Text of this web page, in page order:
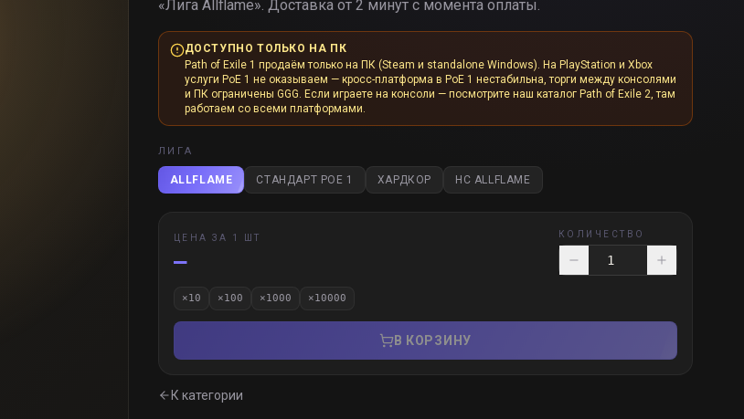
«Лига Allflame». Доставка от 2 минут с момента оплаты.
ДОСТУПНО ТОЛЬКО НА ПК
Path of Exile 1 продаём только на ПК (Steam и standalone Windows). На PlayStation и Xbox
услуги PoE 1 не оказываем — кросс-платформа в PoE 1 нестабильна, торги между консолями
и ПК ограничены GGG. Если играете на консоли — посмотрите наш каталог Path of Exile 2, там
работаем со всеми платформами.
ЛИГА
ALLFLAME СТАНДАРТ POE 1 ХАРДКОР HC ALLFLAME
ЦЕНА ЗА 1 ШТ
—
КОЛИЧЕСТВО
×10 ×100 ×1000 ×10000
В КОРЗИНУ
К категории